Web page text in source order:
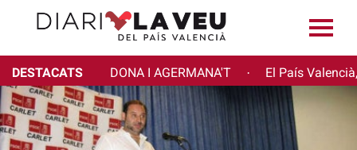
DESTACATS DONA I AGERMANA'T · El País